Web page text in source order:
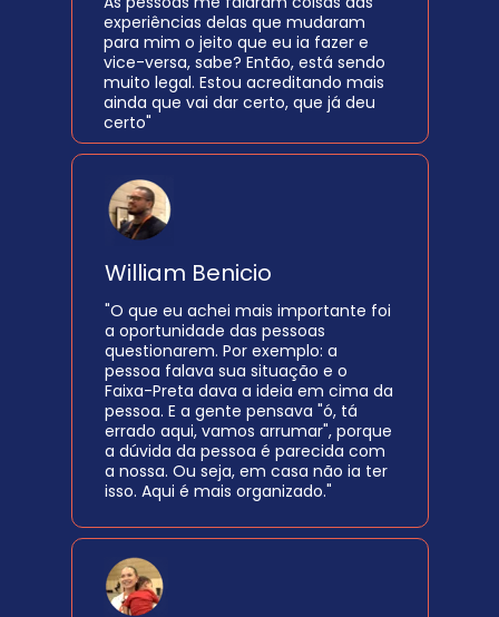
experiências delas que mudaram
para mim o jeito que eu ia fazer e
vice-versa, sabe? Então, está sendo
muito legal. Estou acreditando mais
ainda que vai dar certo, que já deu
certo"
William Benicio
"O que eu achei mais importante foi
a oportunidade das pessoas
questionarem. Por exemplo: a
pessoa falava sua situação e o
Faixa-Preta dava a ideia em cima da
pessoa. E a gente pensava "ó, tá
errado aqui, vamos arrumar", porque
a dúvida da pessoa é parecida com
a nossa. Ou seja, em casa não ia ter
isso. Aqui é mais organizado."